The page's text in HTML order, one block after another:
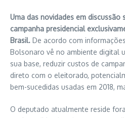
Uma das novidades em discussão
campanha presidencial
Brasil. De acordo com
Bolsonaro vê no ambiente digital
sua base, reduzir custos de
direto com o eleitorado,
bem-sucedidas usadas em 2018,
O deputado atualmente reside